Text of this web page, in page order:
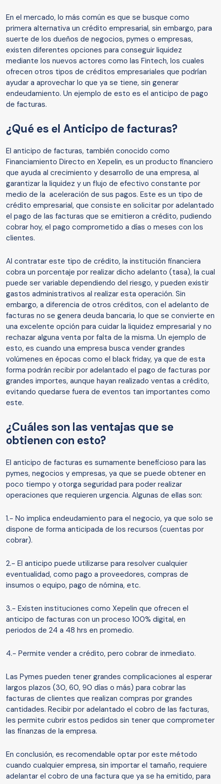
En el mercado, lo más común es que se busque como
primera alternativa un crédito empresarial, sin embargo, para
suerte de los dueños de negocios, pymes o empresas,
existen diferentes opciones para conseguir liquidez
mediante los nuevos actores como las Fintech, los cuales
ofrecen otros tipos de créditos empresariales que podrían
ayudar a aprovechar lo que ya se tiene, sin generar
endeudamiento. Un ejemplo de esto es el anticipo de pago
de facturas.
¿Qué es el Anticipo de facturas?
El anticipo de facturas, también conocido como
Financiamiento Directo en Xepelin, es un producto financiero
que ayuda al crecimiento y desarrollo de una empresa, al
garantizar la liquidez y un flujo de efectivo constante por
medio de la aceleración de sus pagos. Este es un tipo de
crédito empresarial, que consiste en solicitar por adelantado
el pago de las facturas que se emitieron a crédito, pudiendo
cobrar hoy, el pago comprometido a días o meses con los
clientes.
Al contratar este tipo de crédito, la institución financiera
cobra un porcentaje por realizar dicho adelanto (tasa), la cual
puede ser variable dependiendo del riesgo, y pueden existir
gastos administrativos al realizar esta operación. Sin
embargo, a diferencia de otros créditos, con el adelanto de
facturas no se genera deuda bancaria, lo que se convierte en
una excelente opción para cuidar la liquidez empresarial y no
rechazar alguna venta por falta de la misma. Un ejemplo de
esto, es cuando una empresa busca vender grandes
volúmenes en épocas como el black friday, ya que de esta
forma podrán recibir por adelantado el pago de facturas por
grandes importes, aunque hayan realizado ventas a crédito,
evitando quedarse fuera de eventos tan importantes como
este.
¿Cuáles son las ventajas que se
obtienen con esto?
El anticipo de facturas es sumamente beneficioso para las
pymes, negocios y empresas, ya que se puede obtener en
poco tiempo y otorga seguridad para poder realizar
operaciones que requieren urgencia. Algunas de ellas son:
1.- No implica endeudamiento para el negocio, ya que solo se
dispone de forma anticipada de los recursos (cuentas por
cobrar).
2.- El anticipo puede utilizarse para resolver cualquier
eventualidad, como pago a proveedores, compras de
insumos o equipo, pago de nómina, etc.
3.- Existen instituciones como Xepelin que ofrecen el
anticipo de facturas con un proceso 100% digital, en
periodos de 24 a 48 hrs en promedio.
4.- Permite vender a crédito, pero cobrar de inmediato.
Las Pymes pueden tener grandes complicaciones al esperar
largos plazos (30, 60, 90 días o más) para cobrar las
facturas de clientes que realizan compras por grandes
cantidades. Recibir por adelantado el cobro de las facturas,
les permite cubrir estos pedidos sin tener que comprometer
las finanzas de la empresa.
En conclusión, es recomendable optar por este método
cuando cualquier empresa, sin importar el tamaño, requiere
adelantar el cobro de una factura que ya se ha emitido, para